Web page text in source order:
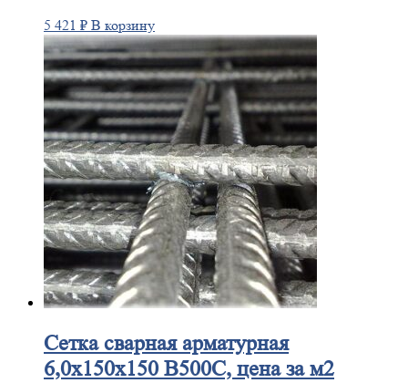
5 421 ₽ В корзину
Сеткасварная арматурная
6,0х150х150 В500С, цена за м2